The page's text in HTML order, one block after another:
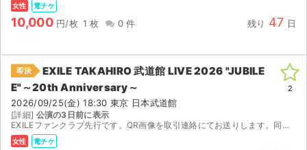
女性 電チケ
10,000 円/枚 1 枚 0 件 残り 47 日
即決
EXILE TAKAHIRO 武道館 LIVE 2026 "JUBILE
E"～20th Anniversary～
2026/09/25(金) 18:30 東京 日本武道館
[詳細] 公演の3日前に表示
EXILEファンクラブ先行です。QR画像を取引連絡にてお送りします。同行者のみ名義変更可能です。取引連絡にてメールアドレスをご教示ください。 ランダムエラー対応不可です。
女性 電チケ
2